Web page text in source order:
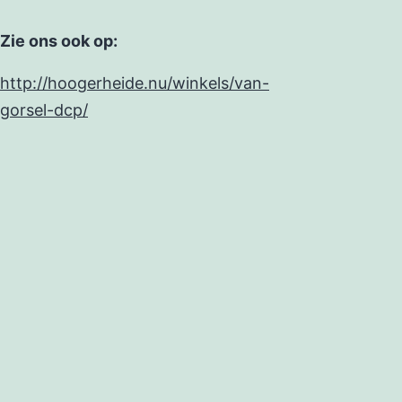
Zie ons ook op:
http://hoogerheide.nu/winkels/van-
gorsel-dcp/